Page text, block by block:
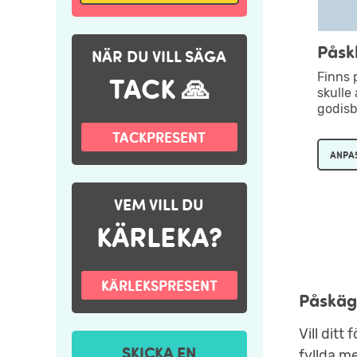
NÄR DU VILL SÄGA
TACK 🙏
TACKPRESENT
VEM VILL DU
KÄRLEKA?
KÄRLEKSPRESENT
SKICKA EN
Finns
skulle
Vill ditt